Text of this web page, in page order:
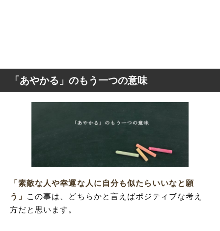
「あやかる」のもう一つの意味
「素敵な人や幸運な人に自分も似たらいいなと願
う」
この事は、どちらかと言えばポジティブな考え
方だと思います。